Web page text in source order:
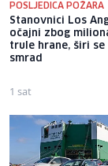
POSLJEDICA POŽARA
Stanovnici Los
očajni zbog
trule hrane, širi se
smrad
1 sat